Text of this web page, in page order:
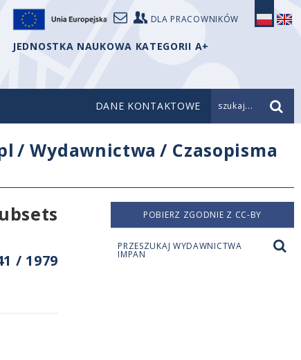
DLA PRACOWNIKÓW
JEDNOSTKA NAUKOWA KATEGORII A+
DANE KONTAKTOWE szukaj...
/Wydawnictwa / Czasopisma
/ 1979
POBIERZ ZGODNIE Z CC-BY
PRZESZUKAJ WYDAWNICTWA
IMPAN